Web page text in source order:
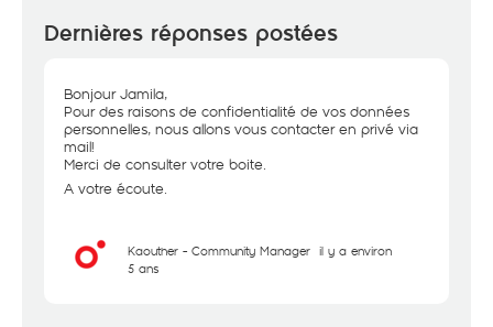
Dernières réponses postées
Bonjour Jamila,
Pour des raisons de confidentialité de vos données
personnelles, nous allons vous contacter en privé via
mail!
Merci de consulter votre boite.
A votre écoute.
Kaouther - Community Manager il y a environ
5 ans